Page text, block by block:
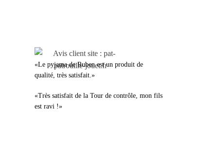
«Le pyjama de Ruben est un produit de
qualité, très satisfait.»
«Très satisfait de la Tour de contrôle, mon fils
est ravi !»